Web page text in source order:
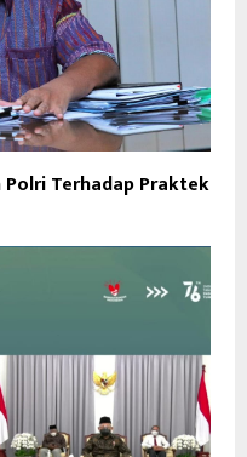
Polri Terhadap Praktek